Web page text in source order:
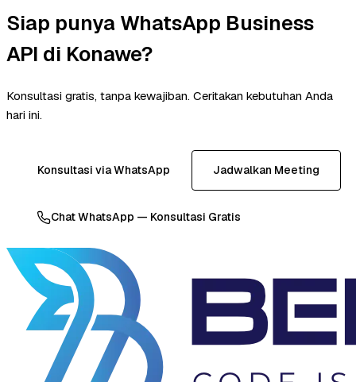
Siap punya WhatsApp Business
API di Konawe?
Konsultasi gratis, tanpa kewajiban. Ceritakan kebutuhan Anda
hari ini.
Konsultasi via WhatsApp Jadwalkan Meeting
Chat WhatsApp — Konsultasi Gratis